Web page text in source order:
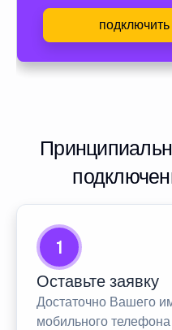
1
Оставьте заявку
Достаточно Вашего
мобильного телефона